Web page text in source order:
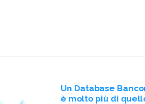
Un Database
è molto più di